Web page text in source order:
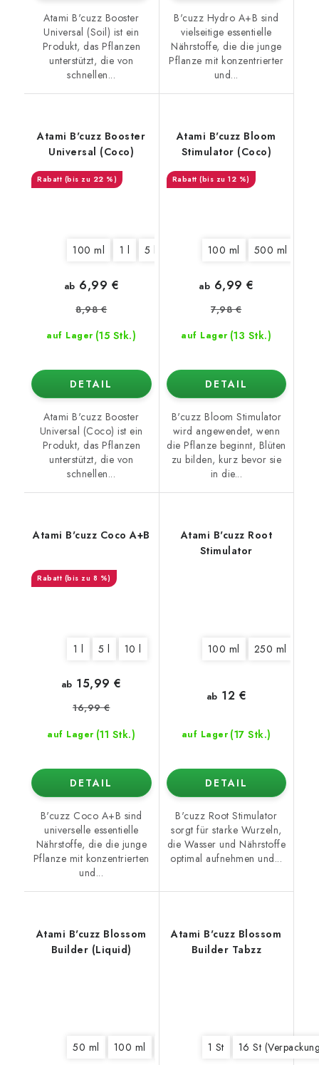
Atami B'cuzz Booster
Universal (Soil) ist ein
Produkt, das Pflanzen
unterstützt, die von
schnellen...
B'cuzz Hydro A+B sind
vielseitige essentielle
Nährstoffe, die die junge
Pflanze mit konzentrierter
und...
Atami B'cuzz Booster
Universal (Coco)
(bis zu 22 %)
100 ml 1 l 5 l
auf Lager (15 Stk.)
ab 6,99 €
8,98 €
DETAIL
Atami B'cuzz Booster
Universal (Coco) ist ein
Produkt, das Pflanzen
unterstützt, die von
schnellen...
Atami B'cuzz Bloom
Stimulator (Coco)
(bis zu 12 %)
100 ml 500 ml
auf Lager (13 Stk.)
ab 6,99 €
7,98 €
DETAIL
B'cuzz Bloom Stimulator
wird angewendet, wenn
die Pflanze beginnt, Blüten
zu bilden, kurz bevor sie
in die...
Atami B'cuzz Coco A+B
(bis zu 8 %)
1 l 5 l 10 l
auf Lager (11 Stk.)
ab 15,99 €
16,99 €
DETAIL
B'cuzz Coco A+B sind
universelle essentielle
Nährstoffe, die die junge
Pflanze mit konzentrierten
und...
Atami B'cuzz Root
Stimulator
100 ml 250 ml
auf Lager (17 Stk.)
ab 12 €
DETAIL
B'cuzz Root Stimulator
sorgt für starke Wurzeln,
die Wasser und Nährstoffe
optimal aufnehmen und...
Atami B'cuzz Blossom
Builder (Liquid)
50 ml 100 ml 1 l 5 l
Atami B'cuzz Blossom
Builder Tabzz
1 St 16 St